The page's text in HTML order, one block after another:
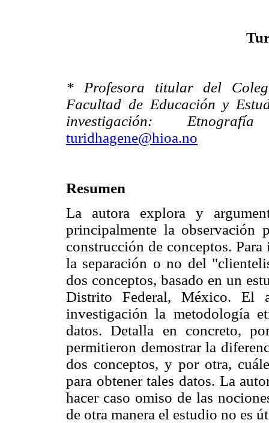
* Profesora titular del
Facultad de Educación y
investigación:
turidhagene@hioa.no
Resumen
La autora explora y
principalmente la observación
construcción de conceptos.
la separación o no del
dos conceptos, basado en un
Distrito Federal, México. El
investigación la metodología
datos. Detalla en concreto,
permitieron demostrar la
dos conceptos, y por otra,
para obtener tales datos. La
hacer caso omiso de las
de otra manera el estudio no es